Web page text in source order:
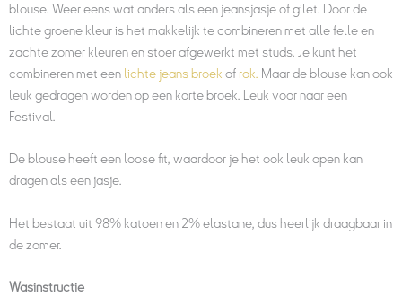
blouse. Weer eens wat anders als een jeansjasje of gilet. Door de
lichte groene kleur is het makkelijk te combineren met alle felle en
zachte zomer kleuren en stoer afgewerkt met studs. Je kunt het
combineren met een lichte jeans broek of rok. Maar de blouse kan ook
leuk gedragen worden op een korte broek. Leuk voor naar een
Festival.
De blouse heeft een loose fit, waardoor je het ook leuk open kan
dragen als een jasje.
Het bestaat uit 98% katoen en 2% elastane, dus heerlijk draagbaar in
de zomer.
Wasinstructie